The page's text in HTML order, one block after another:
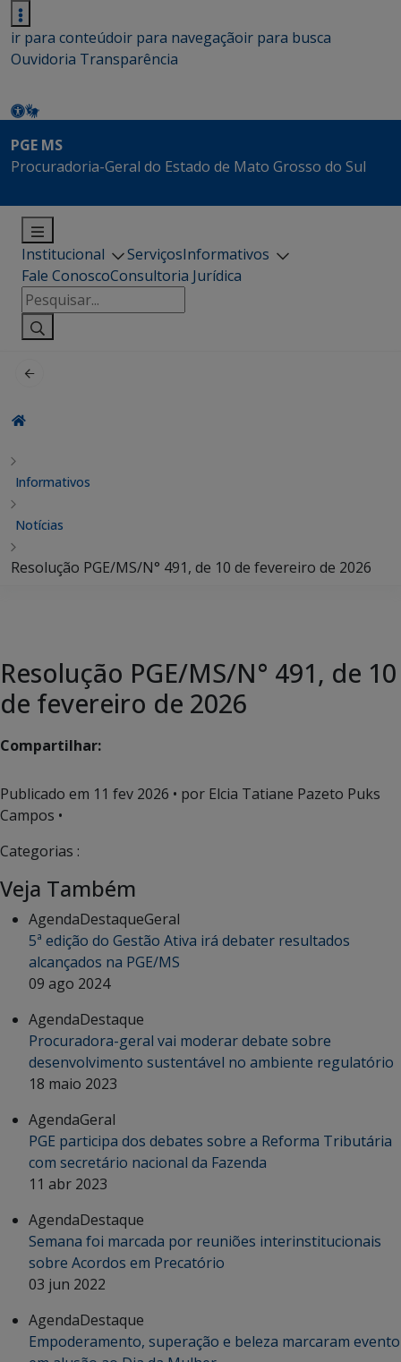
ir para conteúdoir para navegaçãoir para busca
Ouvidoria Transparência
PGE MS
Procuradoria-Geral do Estado de Mato Grosso do Sul
Institucional ServiçosInformativos
Fale ConoscoConsultoria Jurídica
Pesquisar
por:
Informativos
Notícias
Resolução PGE/MS/N° 491, de 10 de fevereiro de 2026
Resolução PGE/MS/N° 491, de 10
de fevereiro de 2026
Compartilhar:
Publicado em 11 fev 2026 • por Elcia Tatiane Pazeto Puks
Campos •
Categorias :
Veja Também
AgendaDestaqueGeral
5ª edição do Gestão Ativa irá debater resultados
alcançados na PGE/MS
09 ago 2024
AgendaDestaque
Procuradora-geral vai moderar debate sobre
desenvolvimento sustentável no ambiente regulatório
18 maio 2023
AgendaGeral
PGE participa dos debates sobre a Reforma Tributária
com secretário nacional da Fazenda
11 abr 2023
AgendaDestaque
Semana foi marcada por reuniões interinstitucionais
sobre Acordos em Precatório
03 jun 2022
AgendaDestaque
Empoderamento, superação e beleza marcaram evento